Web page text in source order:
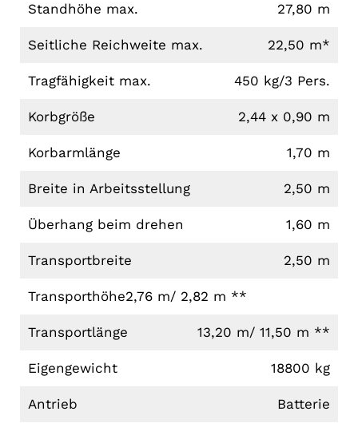
Standhöhe max. 27,80 m
Seitliche Reichweite max. 22,50 m*
Tragfähigkeit max. 450 kg/3 Pers.
Korbgröße 2,44 x 0,90 m
Korbarmlänge 1,70 m
Breite in Arbeitsstellung 2,50 m
Überhang beim drehen 1,60 m
Transportbreite 2,50 m
Transporthöhe2,76 m/ 2,82 m **
Transportlänge 13,20 m/ 11,50 m **
Eigengewicht 18800 kg
Antrieb Batterie